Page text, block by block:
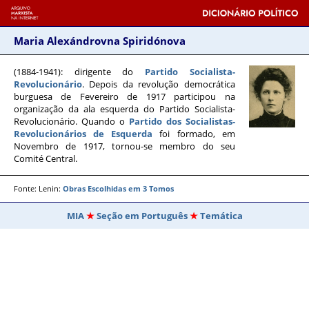
Maria Alexándrovna Spiridónova
(1884-1941): dirigente do Partido Socialista-
Revolucionário. Depois da revolução democrática
burguesa de Fevereiro de 1917 participou na
organização da ala esquerda do Partido Socialista-
Revolucionário. Quando o Partido dos Socialistas-
Revolucionários de Esquerda foi formado, em
Novembro de 1917, tornou-se membro do seu
Comité Central.
Fonte: Lenin: Obras Escolhidas em 3 Tomos
MIA Seção em Português Temática